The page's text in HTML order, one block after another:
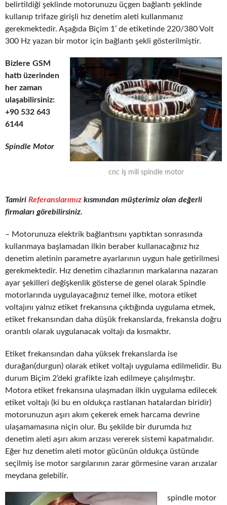
belirtildiği şeklinde motorunuzu üçgen bağlantı şeklinde
kullanıp trifaze girişli hız denetim aleti kullanmanız
gerekmektedir. Aşağıda Biçim 1’ de etiketinde 220/380 Volt
300 Hz yazan bir motor için bağlantı şekli gösterilmiştir.
cnc iş mili spindle motor
Bizlere GSM
hattı üzerinden
her zaman
ulaşabilirsiniz:
+90 532 643
6144
Spindle Motor
Tamiri Referanslarımız kısmından müşterimiz olan değerli
firmaları görebilirsiniz.
– Motorunuza elektrik bağlantısını yaptıktan sonrasında
kullanmaya başlamadan ilkin beraber kullanacağınız hız
denetim aletinin parametre ayarlarının uygun hale getirilmesi
gerekmektedir. Hız denetim cihazlarının markalarına nazaran
ayar şekilleri değişkenlik gösterse de genel olarak Spindle
motorlarında uygulayacağınız temel ilke, motora etiket
voltajını yalnız etiket frekansına çıktığında uygulama etmek,
etiket frekansından daha düşük frekanslarda, frekansla doğru
orantılı olarak uygulanacak voltajı da kısmaktır.
Etiket frekansından daha yüksek frekanslarda ise
durağan(durgun) olarak etiket voltajı uygulama edilmelidir. Bu
durum Biçim 2’deki grafikte izah edilmeye çalışılmıştır.
Motora etiket frekansına ulaşmadan ilkin uygulama edilecek
etiket voltajı (ki bu en oldukça rastlanan hatalardan biridir)
motorunuzun aşırı akım çekerek emek harcama devrine
ulaşamamasına niçin olur. Bu şekilde bir durumda hız
denetim aleti aşırı akım arızası vererek sistemi kapatmalıdır.
Eğer hız denetim aleti motor gücünün oldukça üstünde
seçilmiş ise motor sargılarının zarar görmesine varan arızalar
meydana gelebilir.
spindle motor